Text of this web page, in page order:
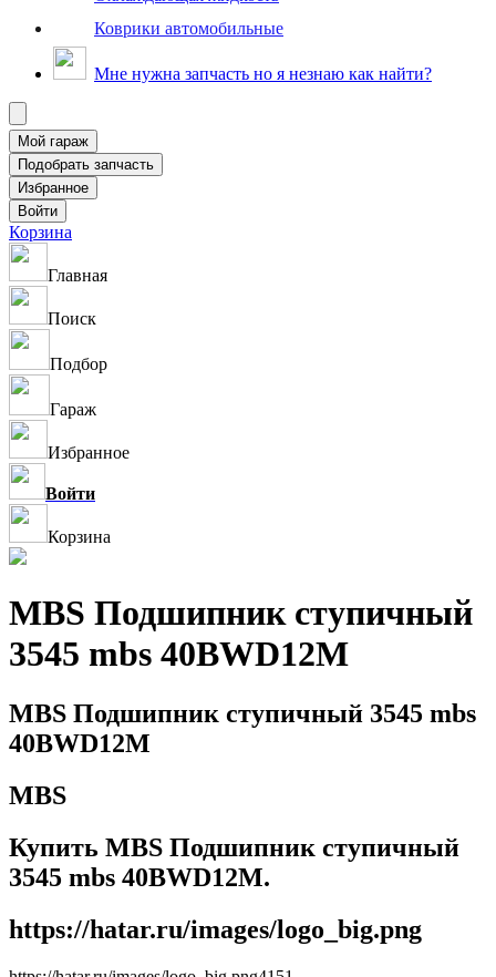
Коврики автомобильные
Мне нужна запчасть но я незнаю как найти?
Корзина
Главная
Поиск
Подбор
Гараж
Избранное
Войти
Корзина
MBS Подшипник ступичный
3545 mbs 40BWD12M
MBS Подшипник ступичный 3545 mbs
40BWD12M
MBS
Купить MBS Подшипник ступичный
3545 mbs 40BWD12M.
https://hatar.ru/images/logo_big.png